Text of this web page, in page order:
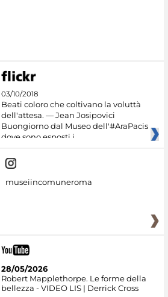
03/10/2018
Beati coloro che coltivano la voluttà
dell'attesa. — Jean Josipovici
Buongiorno dal Museo dell'#AraPacis
dove sono esposti i
museiincomuneroma
28/05/2026
Robert Mapplethorpe. Le forme della
bellezza - VIDEO LIS | Derrick Cross